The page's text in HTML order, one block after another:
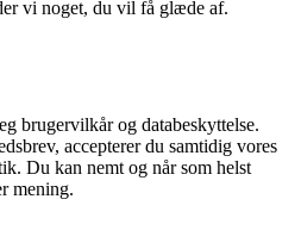
vi noget, du vil få glæde af.
brugervilkår og databeskyttelse.
accepterer du samtidig vores
Du kan nemt og når som helst
mening.